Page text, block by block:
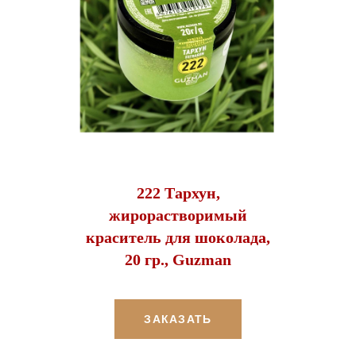
222 Тархун,
жирорастворимый
краситель для шоколада,
20 гр., Guzman
ЗАКАЗАТЬ